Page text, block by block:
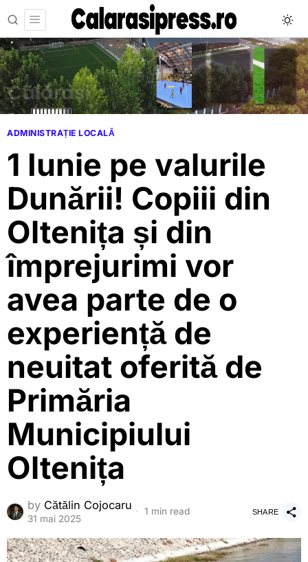
ADMINISTRAȚIE LOCALĂ
1 Iunie pe valurile
Dunării! Copiii din
Oltenița și din
împrejurimi vor
avea parte de o
experiență de
neuitat oferită de
Primăria
Municipiului
Oltenița
by Cătălin Cojocaru
31 mai 2025
1 min read SHARE